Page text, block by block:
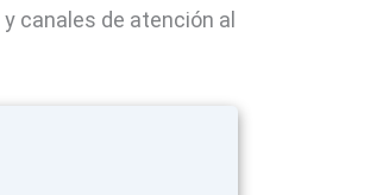
y canales de atención al